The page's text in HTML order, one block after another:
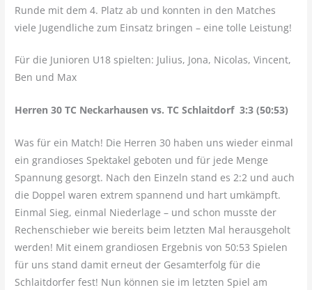
Runde mit dem 4. Platz ab und konnten in den Matches
viele Jugendliche zum Einsatz bringen – eine tolle Leistung!
Für die Junioren U18 spielten: Julius, Jona, Nicolas, Vincent,
Ben und Max
Herren 30 TC Neckarhausen vs. TC Schlaitdorf 3:3 (50:53)
Was für ein Match! Die Herren 30 haben uns wieder einmal
ein grandioses Spektakel geboten und für jede Menge
Spannung gesorgt. Nach den Einzeln stand es 2:2 und auch
die Doppel waren extrem spannend und hart umkämpft.
Einmal Sieg, einmal Niederlage – und schon musste der
Rechenschieber wie bereits beim letzten Mal herausgeholt
werden! Mit einem grandiosen Ergebnis von 50:53 Spielen
für uns stand damit erneut der Gesamterfolg für die
Schlaitdorfer fest! Nun können sie im letzten Spiel am